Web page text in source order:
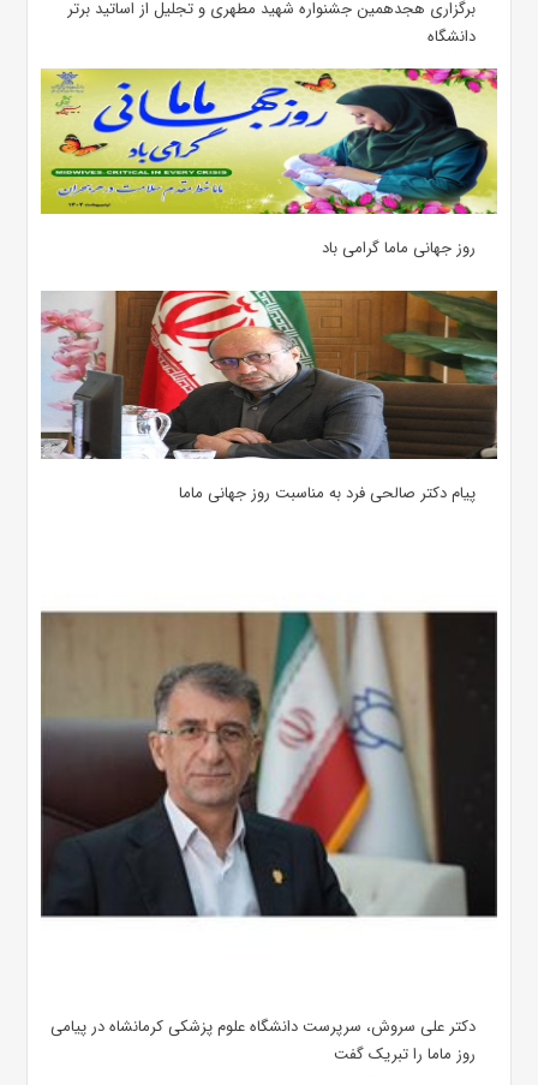
برگزاری هجدهمین جشنواره شهید مطهری و تجلیل از اساتید برتر
دانشگاه
روز جهانی ماما گرامی باد
پیام دکتر صالحی فرد به مناسبت روز جهانی ماما
دکتر علی سروش، سرپرست دانشگاه علوم پزشکی کرمانشاه در پیامی
روز ماما را تبریک گفت